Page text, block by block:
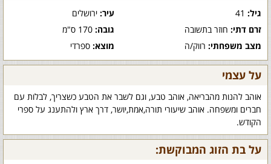
גיל: עיר:ירושלים
זרם דתי: חוזר בתשובה גובה:170 ס"מ
מצב משפחתי: רווק/ה מוצא:ספרדי
על עצמי
אוהב להנות מהבריאה, אוהב טבע, וגם לשבר את הטבע כשצריך, לבלות עם
חברים ומשפחה. אוהב שיעורי תורה,אמת,יושר, דרך ארץ ולהתענג על ספרי
הקודש.
על בת הזוג המבוקשת: